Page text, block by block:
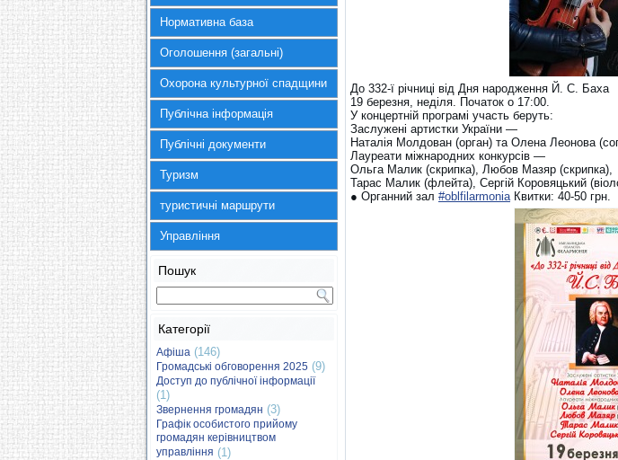
Нормативна база
Оголошення (загальні)
Охорона культурної спадщини
Публічна інформація
Публічні документи
Туризм
туристичні маршрути
Управління
Пошук
Категорії
Афіша (146)
Громадські обговорення 2025 (9)
Доступ до публічної інформації
(1)
Звернення громадян (3)
Графік особистого прийому
громадян керівництвом
управління (1)
До 332-ї річниці від Дня народження Й. С. Баха
19 березня, неділя. Початок о 17:00.
У концертній програмі участь беруть:
Заслужені артистки України —
Наталія Молдован (орган) та Олена Леонова
Лауреати міжнародних конкурсів —
Ольга Малик (скрипка), Любов Мазяр (скрипка),
Тарас Малик (флейта), Сергій Коровяцький
● Органний зал #oblfilarmoniaКвитки: 40-50 грн.